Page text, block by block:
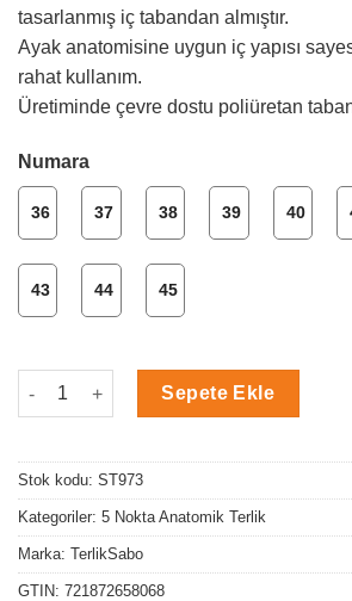
tasarlanmış iç tabandan almıştır.
Ayak anatomisine uygun iç yapısı
rahat kullanım.
Üretiminde çevre dostu poliüretan taban
Numara
36 37 38 39 40
43 44 45
Anatomi Desen 5 Nokta Anatomik Terlik
Sepete Ekle
Stok kodu: ST973
Kategoriler: 5 Nokta Anatomik Terlik
Marka: TerlikSabo
GTIN: 721872658068